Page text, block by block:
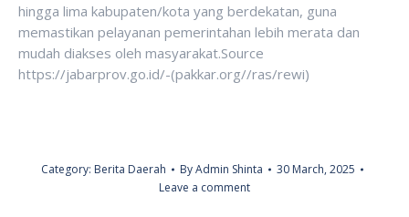
hingga lima kabupaten/kota yang berdekatan, guna
memastikan pelayanan pemerintahan lebih merata dan
mudah diakses oleh masyarakat.Source
https://jabarprov.go.id/-(pakkar.org//ras/rewi)
Category: Berita Daerah ByAdmin Shinta
30 March, 2025
Leave a comment